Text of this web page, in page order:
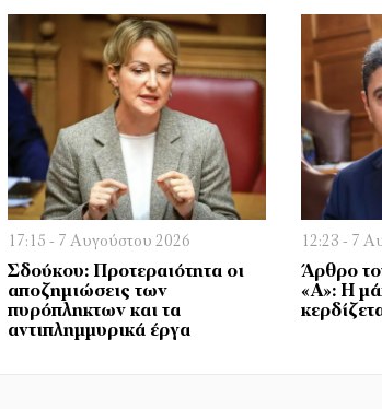
17:15 - 7 Αυγούστου 2026
Σδούκου: Προτεραιότητα οι
αποζημιώσεις των
πυρόπληκτων και τα
αντιπλημμυρικά έργα
12:23 - 7
Άρθρο
«Α»: Η